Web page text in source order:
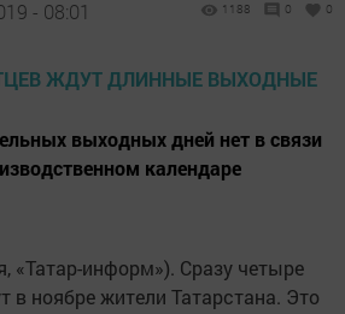
- 08:01 1188 0 0
выходных дней нет в связи
календаре
«Татар-информ»). Сразу четыре
в ноябре жители Татарстана. Это